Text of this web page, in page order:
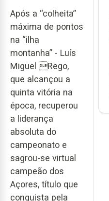
Após a “colheita”
máxima de pontos
na “ilha
montanha” - Luís
Miguel Rego,
que alcançou a
quinta vitória na
época, recuperou
a liderança
absoluta do
campeonato e
sagrou-se virtual
campeão dos
Açores, título que
conquista pela